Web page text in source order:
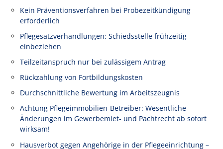
Kein Präventionsverfahren bei Probezeitkündigung
erforderlich
Pflegesatzverhandlungen: Schiedsstelle frühzeitig
einbeziehen
Teilzeitanspruch nur bei zulässigem Antrag
Rückzahlung von Fortbildungskosten
Durchschnittliche Bewertung im Arbeitszeugnis
Achtung Pflegeimmobilien-Betreiber: Wesentliche
Änderungen im Gewerbemiet- und Pachtrecht ab sofort
wirksam!
Hausverbot gegen Angehörige in der Pflegeeinrichtung –